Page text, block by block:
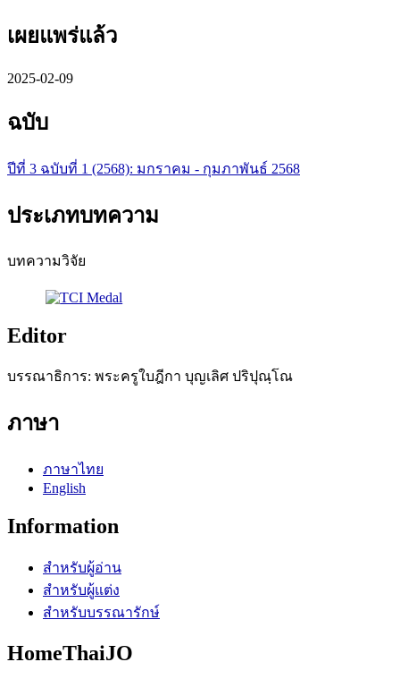
เผยแพร่แล้ว
2025-02-09
ฉบับ
ปีที่ 3 ฉบับที่ 1 (2568): มกราคม - กุมภาพันธ์ 2568
ประเภทบทความ
บทความวิจัย
Editor
บรรณาธิการ: พระครูใบฎีกา บุญเลิศ ปริปุณฺโณ
ภาษา
ภาษาไทย
English
Information
สำหรับผู้อ่าน
สำหรับผู้แต่ง
สำหรับบรรณารักษ์
HomeThaiJO